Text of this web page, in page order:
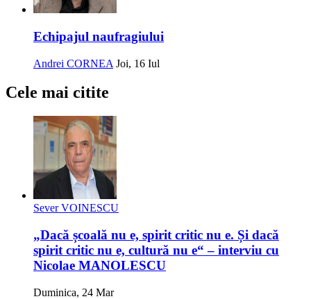
Echipajul naufragiului
Andrei CORNEA Joi, 16 Iul
Cele mai citite
Sever VOINESCU
„Dacă școală nu e, spirit critic nu e. Și dacă
spirit critic nu e, cultură nu e“ – interviu cu
Nicolae MANOLESCU
Duminica, 24 Mar